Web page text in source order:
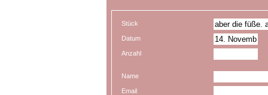
Stück
Datum
Anzahl
Name
Email